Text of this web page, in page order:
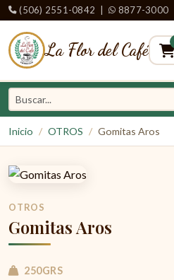
(506) 2551-0842 8877-3000
La Flor del Café
Inicio OTROS Gomitas Aros
OTROS
Gomitas Aros
250GRS